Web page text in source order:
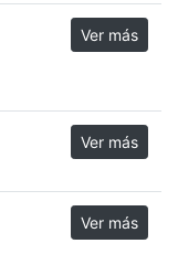
Ver más
Ver más
Ver más